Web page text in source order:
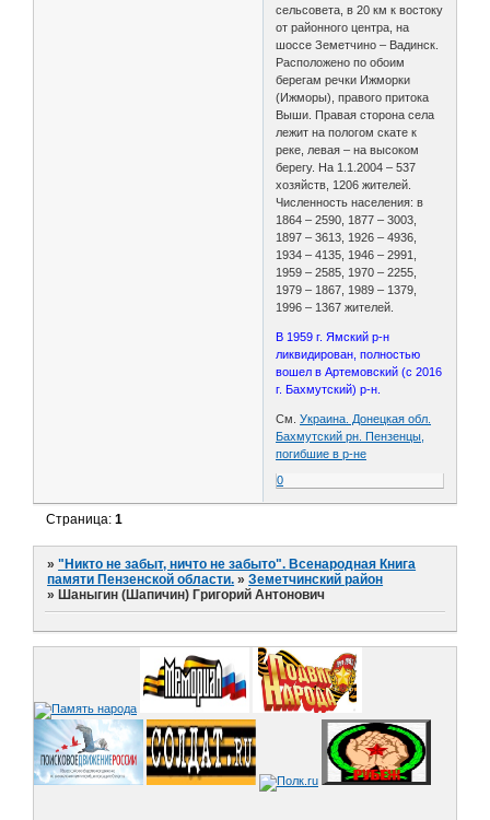
сельсовета, в 20 км к востоку
от районного центра, на
шоссе Земетчино – Вадинск.
Расположено по обоим
берегам речки Ижморки
(Ижморы), правого притока
Выши. Правая сторона села
лежит на пологом скате к
реке, левая – на высоком
берегу. На 1.1.2004 – 537
хозяйств, 1206 жителей.
Численность населения: в
1864 – 2590, 1877 – 3003,
1897 – 3613, 1926 – 4936,
1934 – 4135, 1946 – 2991,
1959 – 2585, 1970 – 2255,
1979 – 1867, 1989 – 1379,
1996 – 1367 жителей.
В 1959 г. Ямский р-н
ликвидирован, полностью
вошел в Артемовский (с 2016
г. Бахмутский) р-н.
См.Украина. Донецкая обл.
Бахмутский рн. Пензенцы,
погибшие в р-не
0
Страница:1
»"Никто не забыт, ничто не забыто". Всенародная Книга
памяти Пензенской области. »Земетчинский район
» Шаныгин (Шапичин) Григорий Антонович